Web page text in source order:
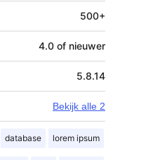
500+
4.0 of nieuwer
5.8.14
Bekijk alle 2
database lorem ipsum